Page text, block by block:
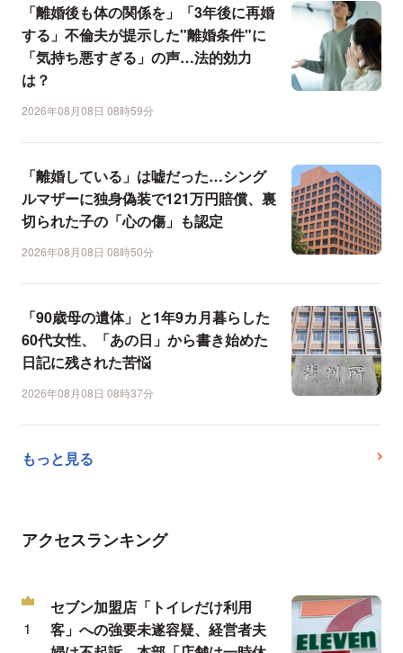
「離婚後も体の関係を」「3年後に再婚
する」不倫夫が提示した"離婚条件"に
「気持ち悪すぎる」の声…法的効力
は？
2026年08月08日 08時59分
「離婚している」は嘘だった…シング
ルマザーに独身偽装で121万円賠償、裏
切られた子の「心の傷」も認定
2026年08月08日 08時50分
「90歳母の遺体」と1年9カ月暮らした
60代女性、「あの日」から書き始めた
日記に残された苦悩
2026年08月08日 08時37分
もっと見る
アクセスランキング
セブン加盟店「トイレだけ利用
客」への強要未遂容疑、経営者夫